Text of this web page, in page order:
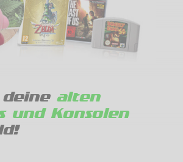
alten
und Konsolen